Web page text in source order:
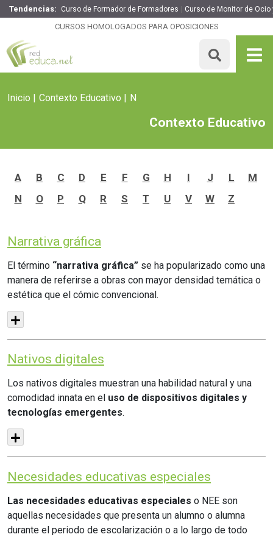
Tendencias: Curso de Formador de Formadores Curso de Monitor de Ocio
CURSOS HOMOLOGADOS PARA OPOSICIONES
Inicio Contexto Educativo N
Contexto Educativo
A B C D E F G H I J L
M
N
O P Q R S T U V W Z
Narrativa gráfica
El término “narrativa gráfica” se ha popularizado como una
manera de referirse a obras con mayor densidad temática o
estética que el cómic convencional.
Nativos digitales
Los nativos digitales muestran una habilidad natural y una
comodidad innata en el uso de dispositivos digitales y
tecnologías emergentes.
Necesidades educativas especiales
Las necesidades educativas especiales o NEE son
aquellas necesidades que presenta un alumno o alumna
durante el periodo de escolarización o a lo largo de todo